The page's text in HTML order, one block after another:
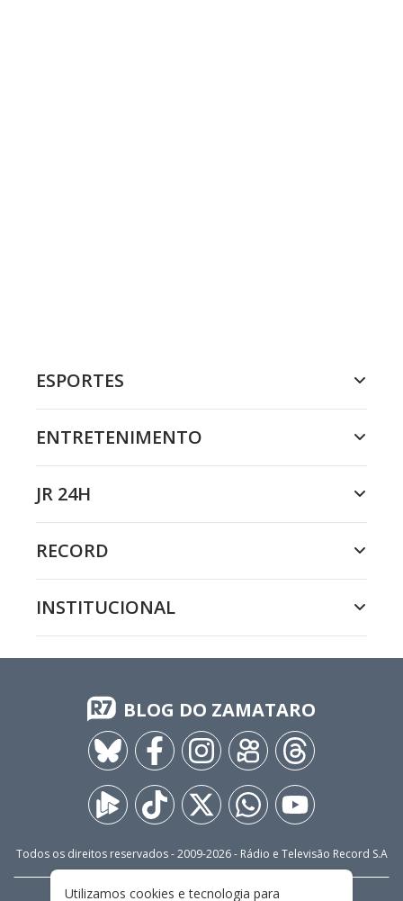
ESPORTES
ENTRETENIMENTO
JR 24H
RECORD
INSTITUCIONAL
BLOG DO ZAMATARO
Todos os direitos reservados - 2009-2026- Rádio e Televisão Record S.A
Utilizamos cookies e tecnologia para